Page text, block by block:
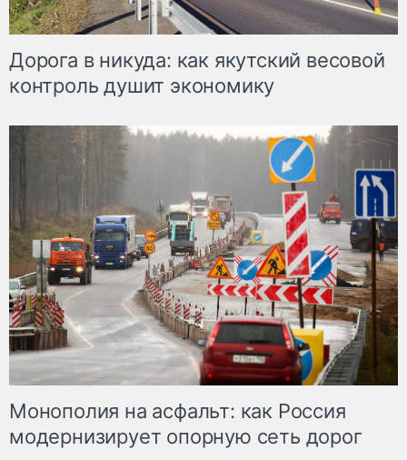
Дорога в никуда: как якутский весовой
контроль душит экономику
Монополия на асфальт: как Россия
модернизирует опорную сеть дорог